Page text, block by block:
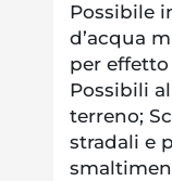
Possibile
d’acqua
per
Possibili
terreno;
stradali e